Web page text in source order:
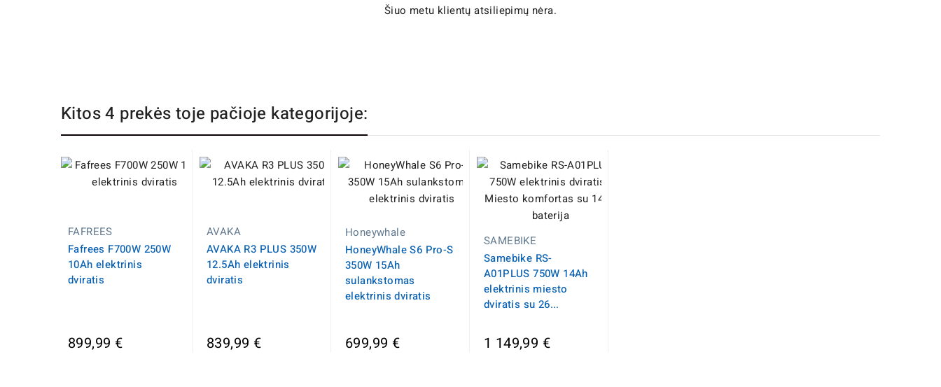
Šiuo metu klientų atsiliepimų nėra.
Kitos 4 prekės toje pačioje kategorijoje:
FAFREES
Fafrees F700W 250W
10Ah elektrinis
dviratis
899,99 €
AVAKA
AVAKA R3 PLUS 350W
12.5Ah elektrinis
dviratis
839,99 €
Honeywhale
HoneyWhale S6 Pro-S
350W 15Ah
sulankstomas
elektrinis dviratis
699,99 €
SAMEBIKE
Samebike RS-
A01PLUS 750W 14Ah
elektrinis miesto
dviratis su 26...
1 149,99 €